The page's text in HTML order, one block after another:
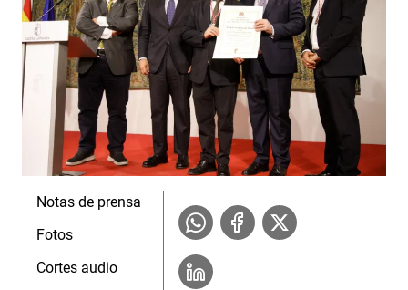
Notas de prensa
Fotos
Cortes audio